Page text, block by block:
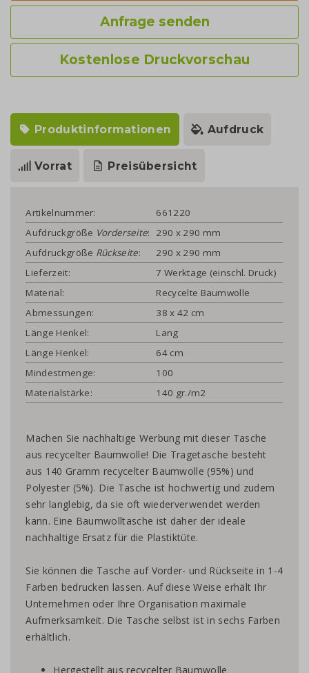
Anfrage senden
Kostenlose Druckvorschau
Produktinformationen Aufdruck
Vorrat Preisübersicht
Artikelnummer:
661220
Aufdruckgröße Vorderseite:
290 x 290 mm
Aufdruckgröße Rückseite:
290 x 290 mm
Lieferzeit:
7 Werktage (einschl. Druck)
Material:
Recycelte Baumwolle
Abmessungen:
38 x 42 cm
Länge Henkel:
Lang
Länge Henkel:
64 cm
Mindestmenge:
100
Materialstärke:
140 gr./m2
Machen Sie nachhaltige Werbung mit dieser Tasche
aus recycelter Baumwolle! ​​​​​​Die Tragetasche besteht
aus 140 Gramm recycelter Baumwolle (95%) und
Polyester (5%). Die Tasche ist hochwertig und zudem
sehr langlebig, da sie oft wiederverwendet werden
kann. Eine Baumwolltasche ist daher der ideale
nachhaltige Ersatz für die Plastiktüte.
Sie können die Tasche auf Vorder- und Rückseite in 1-4
Farben bedrucken lassen. Auf diese Weise erhält Ihr
Unternehmen oder Ihre Organisation maximale
Aufmerksamkeit. Die Tasche selbst ist in sechs Farben
erhältlich.
Hergestellt aus recycelter Baumwolle